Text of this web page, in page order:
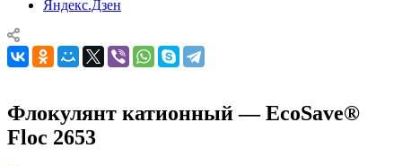
Яндекс.Дзен
Флокулянт катионный — EcoSave®
Floc 2653